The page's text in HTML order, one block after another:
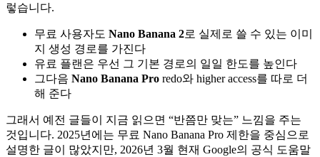
렇습니다.
무료 사용자도 Nano Banana 2로 실제로 쓸 수 있는 이미
지 생성 경로를 가진다
유료 플랜은 우선 그 기본 경로의 일일 한도를 높인다
그다음 Nano Banana Pro redo와 higher access를 따로 더
해 준다
그래서 예전 글들이 지금 읽으면 “반쯤만 맞는” 느낌을 주는
것입니다. 2025년에는 무료 Nano Banana Pro 제한을 중심으로
설명한 글이 많았지만, 2026년 3월 현재 Google의 공식 도움말